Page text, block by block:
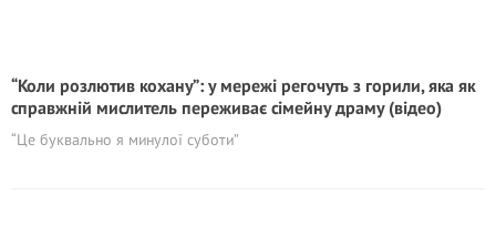
“Коли розлютив кохану”: у мережі регочуть з горили, яка як
справжній мислитель переживає сімейну драму (відео)
“Це буквально я минулої суботи”